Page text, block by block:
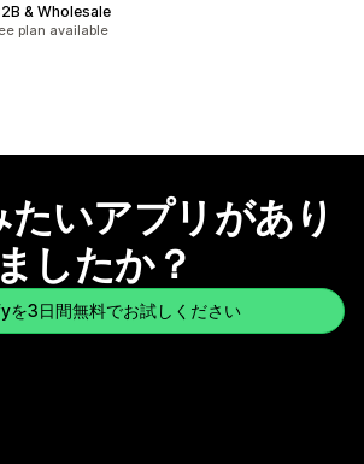
& Wholesale
358件
plan available
いアプリがあり
ましたか？
を3日間無料でお試しください